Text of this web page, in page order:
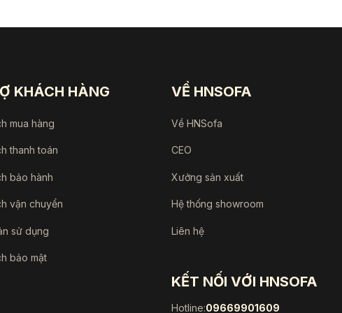
KHÁCH HÀNG
mua hàng
thanh toán
bảo hành
vận chuyển
sử dụng
bảo mật
VỀ HNSOFA
Về HNSofa
CEO
Xưởng sản xuất
Hệ thống showroom
Liên hệ
KẾT NỐI VỚI HNSOFA
Hotline:09669901609